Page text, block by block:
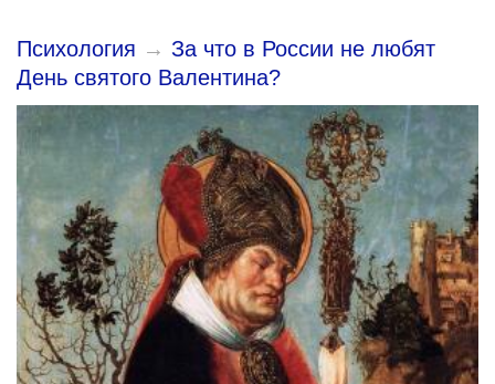
Психология → За что в России не любят
День святого Валентина?